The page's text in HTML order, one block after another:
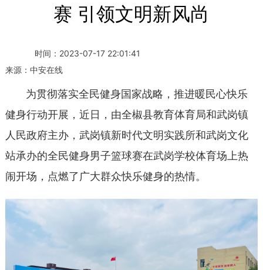
赛 引领文明新风尚
时间： 2023-07-17 22:01:41
来源： 中安在线
为贯彻落实全民健身国家战略，推进暖民心快乐
健身行动开展，近日，由全椒县教育体育局和武岗镇
人民政府主办，武岗镇新时代文明实践所和武岗文化
站承办的全民健身男子篮球赛在武岗学校体育场上热
闹开场，点燃了广大群众快乐健身的热情。